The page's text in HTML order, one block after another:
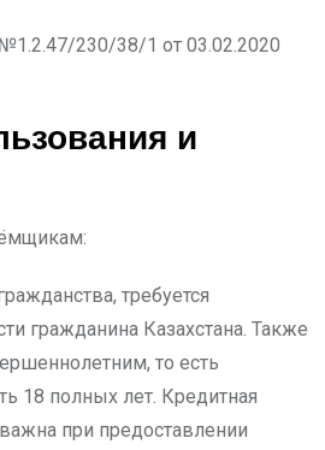
230/38/1 от 03.02.2020
и
требуется
гражданина Казахстана. Также
то есть
18 полных лет. Кредитная
при предоставлении